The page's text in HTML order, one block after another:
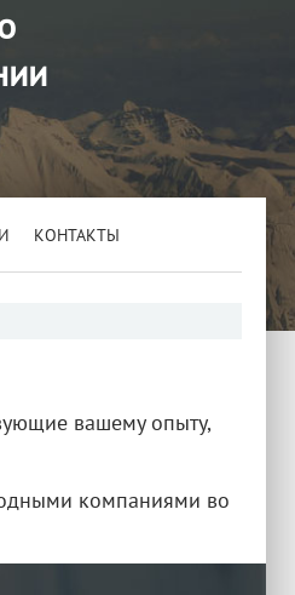
КОНТАКТЫ
вашему опыту,
компаниями во